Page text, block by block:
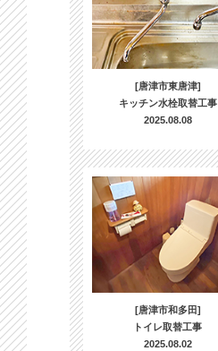
[唐津市東唐津]
キッチン水栓取替工事
2025.08.08
[唐津市和多田]
トイレ取替工事
2025.08.02